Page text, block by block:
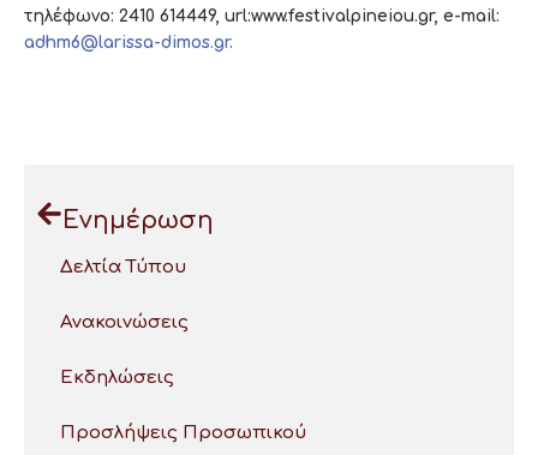
τηλέφωνο: 2410 614449, url:www.festivalpineiou.gr, e-mail:
adhm6@larissa-dimos.gr.
Ενημέρωση
Δελτία Τύπου
Ανακοινώσεις
Εκδηλώσεις
Προσλήψεις Προσωπικού